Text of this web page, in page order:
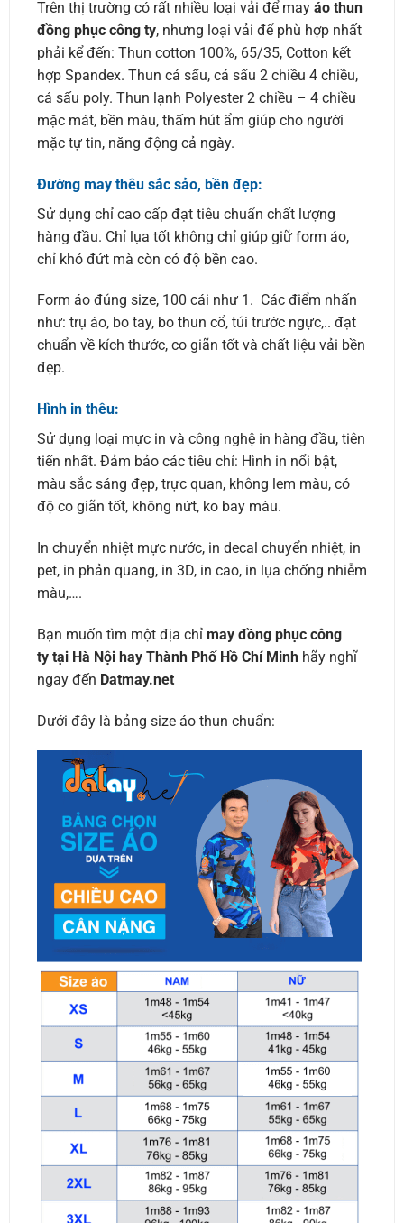
Trên thị trường có rất nhiều loại vải để may áo thun
đồng phục công ty, nhưng loại vải để phù hợp nhất
phải kể đến: Thun cotton 100%, 65/35, Cotton kết
hợp Spandex. Thun cá sấu, cá sấu 2 chiều 4 chiều,
cá sấu poly. Thun lạnh Polyester 2 chiều – 4 chiều
mặc mát, bền màu, thấm hút ẩm giúp cho người
mặc tự tin, năng động cả ngày.
Đường may thêu sắc sảo, bền đẹp:
Sử dụng chỉ cao cấp đạt tiêu chuẩn chất lượng
hàng đầu. Chỉ lụa tốt không chỉ giúp giữ form áo,
chỉ khó đứt mà còn có độ bền cao.
Form áo đúng size, 100 cái như 1. Các điểm nhấn
như: trụ áo, bo tay, bo thun cổ, túi trước ngực,.. đạt
chuẩn về kích thước, co giãn tốt và chất liệu vải bền
đẹp.
Hình in thêu:
Sử dụng loại mực in và công nghệ in hàng đầu, tiên
tiến nhất. Đảm bảo các tiêu chí: Hình in nổi bật,
màu sắc sáng đẹp, trực quan, không lem màu, có
độ co giãn tốt, không nứt, ko bay màu.
In chuyển nhiệt mực nước, in decal chuyển nhiệt, in
pet, in phản quang, in 3D, in cao, in lụa chống nhiễm
màu,….
Bạn muốn tìm một địa chỉ may đồng phục công
ty tại Hà Nội hay Thành Phố Hồ Chí Minhhãy nghĩ
ngay đến Datmay.net
Dưới đây là bảng size áo thun chuẩn: